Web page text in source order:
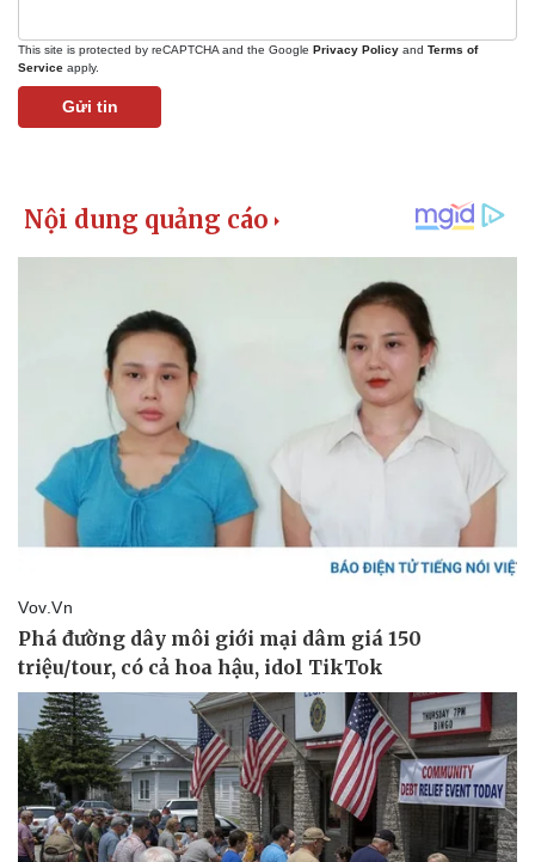
Bất động sản
Khởi nghiệp
Thị trường
Giá vàng
Tiêu dùng
Chứng khoán
Giá cà phê
This site is protected by reCAPTCHA and the Google Privacy Policy and Terms of
Service apply.
Gửi tin